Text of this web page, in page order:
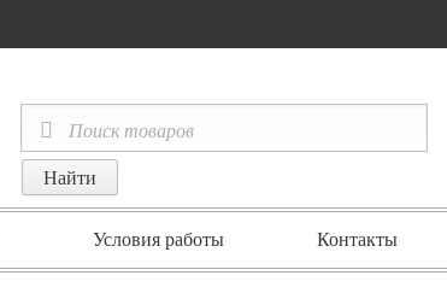
Условия работы Контакты